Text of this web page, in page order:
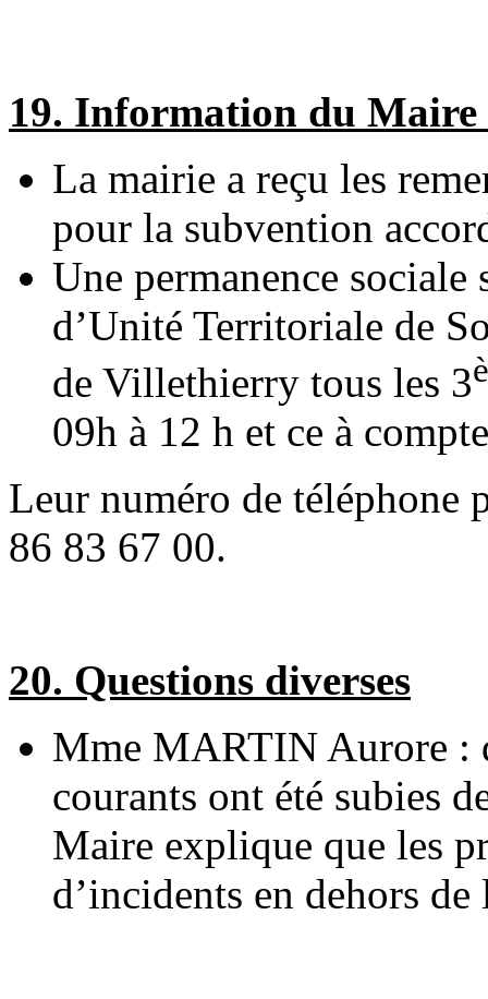
19. Information du Maire
La mairie a reçu les
pour la subvention
Une permanence sociale
d’Unité Territoriale de
de Villethierry tous les 3
09h à 12 h et ce à
Leur numéro de téléphone
86 83 67 00.
20. Questions diverses
Mme MARTIN Aurore :
courants ont été subies
Maire explique que les
d’incidents en dehors